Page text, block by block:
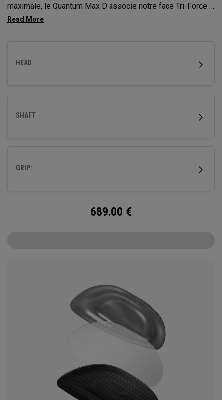
maximale, le Quantum Max D associe notre face Tri-Force à
la cartographie de face optimisée par l’IA nouvelle
HEAD
SHAFT
GRIP:
689.00 €